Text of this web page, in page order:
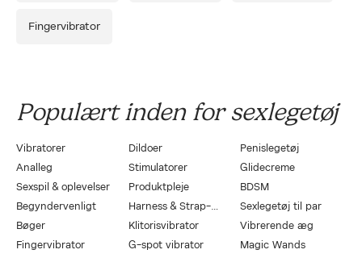
Fingervibrator
Populært inden for sexlegetøj
Vibratorer Dildoer
Penislegetøj
Analleg
Stimulatorer
Glidecreme
Sexspil & oplevelser
Produktpleje
BDSM
Begyndervenligt
Harness & Strap-On
Sexlegetøj til par
Bøger
Klitorisvibrator
Vibrerende æg
Fingervibrator
G-spot vibrator
Magic Wands